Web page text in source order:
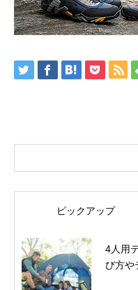
ピックアップ
4人用
び方や